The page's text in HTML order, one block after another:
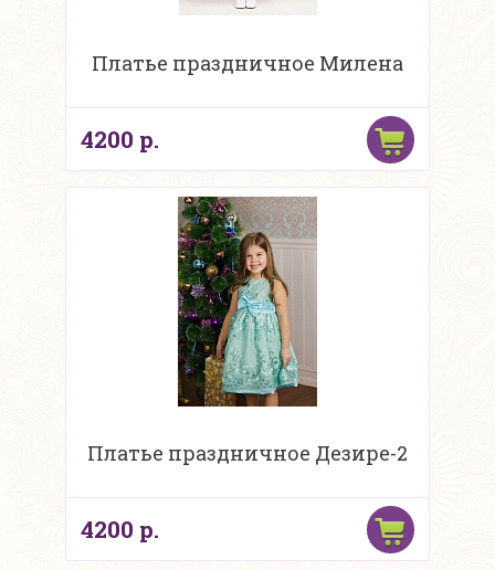
Платье праздничное Милена
4200 р.
Платье праздничное Дезире-2
4200 р.